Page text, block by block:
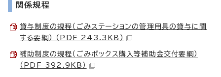
関係規程
貸与制度の規程（ごみステーションの管理用具の貸与に関
する要綱） （PDF 243.3KB）
補助制度の規程（ごみボックス購入等補助金交付要綱）
（PDF 392.9KB）